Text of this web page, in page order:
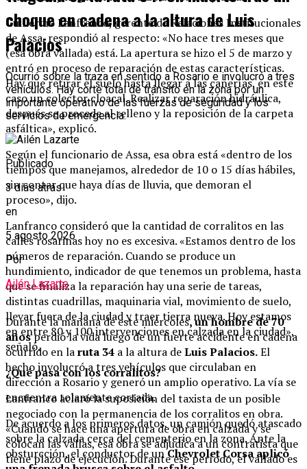
Guillermo Lanfranco, gerente de Relaciones Institucionales
de Assa, respondió al respecto: «No hace tres meses que
(esa obra vallada) está. La apertura se hizo el 5 de marzo y
entró en proceso de reparación de estas características.
Hay que retirar el suelo hasta llegar a las cañerías, en este
caso un colector cloacal. Realizar reparación hidráulica,
después se procede al relleno y la reposición de la carpeta
asfáltica», explicó.
Según el funcionario de Assa, esa obra está «dentro de los
tiempos que manejamos, alrededor de 10 o 15 días hábiles,
sin contar que haya días de lluvia, que demoran el
proceso», dijo.
Lanfranco consideró que la cantidad de corralitos en las
calles rosarinas hoy no es excesiva. «Estamos dentro de los
números de reparación. Cuando se produce un
hundimiento, indicador de que tenemos un problema, hasta
que se finaliza la reparación hay una serie de tareas,
distintas cuadrillas, maquinaria vial, movimiento de suelo,
llevar fuera de la ciudad y traer tierra nueva. Hoy estamos
en entre 80 y 100 intervenciones en calzada en la ciudad»,
señaló.
¿Qué pasa con los corralitos?
Lanfranco aclaró la suposición del taxista de un posible
negociado con la permanencia de los corralitos en obra.
«Cuando se hace una apertura de obra en calzada y se
colocan las vallas, esa obra se adjudica a un contratista que
tiene plazo de ejecución. Durante ese período, el vallado es
choque en cadena a la altura de Luis
Palacios
Ocurrió sobre la traza en sentido a Rosario e involucró a tres
vehículos. Hay corte total de tránsito en la zona por un
importante operativo de las fuerzas de seguridad y los
servicios de emergencia.
Publicado
3 días atrás
en
5 agosto 2026
Por
Ailén Lazarte
Durante la mañana de este miércoles, un hombre de 70
añosperdió la vida luego de un fuerte accidente en cadena
ocurrido en laruta 34 a la altura deLuis Palacios.El
hecho involucró a tres vehículos que circulaban en
dirección a Rosario y generó un amplio operativo. La vía se
encuentra tolamente cortada.
De acuerdo a los primeros datos, un camión quedó atascado
sobre la calzada cerca del cementerio en la zona. Ante la
obsturcción, el conductor de unChevrolet Corsa aplicó